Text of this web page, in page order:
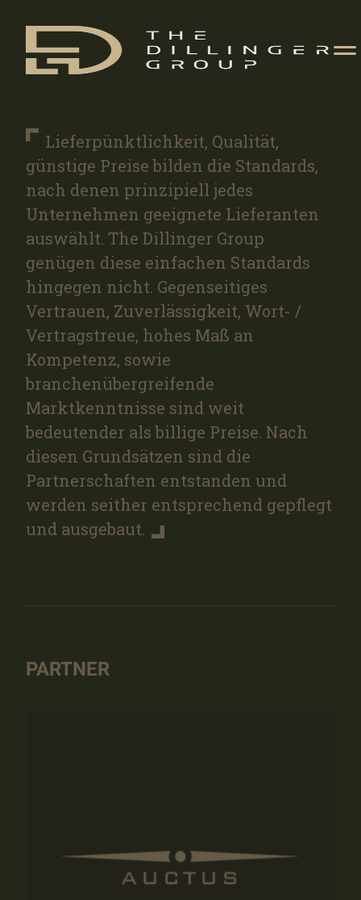
Lieferpünktlichkeit, Qualität,
günstige Preise bilden die Standards,
nach denen prinzipiell jedes
Unternehmen geeignete Lieferanten
auswählt. The Dillinger Group
genügen diese einfachen Standards
hingegen nicht. Gegenseitiges
Vertrauen, Zuverlässigkeit, Wort- /
Vertragstreue, hohes Maß an
Kompetenz, sowie
branchenübergreifende
Marktkenntnisse sind weit
bedeutender als billige Preise. Nach
diesen Grundsätzen sind die
Partnerschaften entstanden und
werden seither entsprechend gepflegt
und ausgebaut.
PARTNER